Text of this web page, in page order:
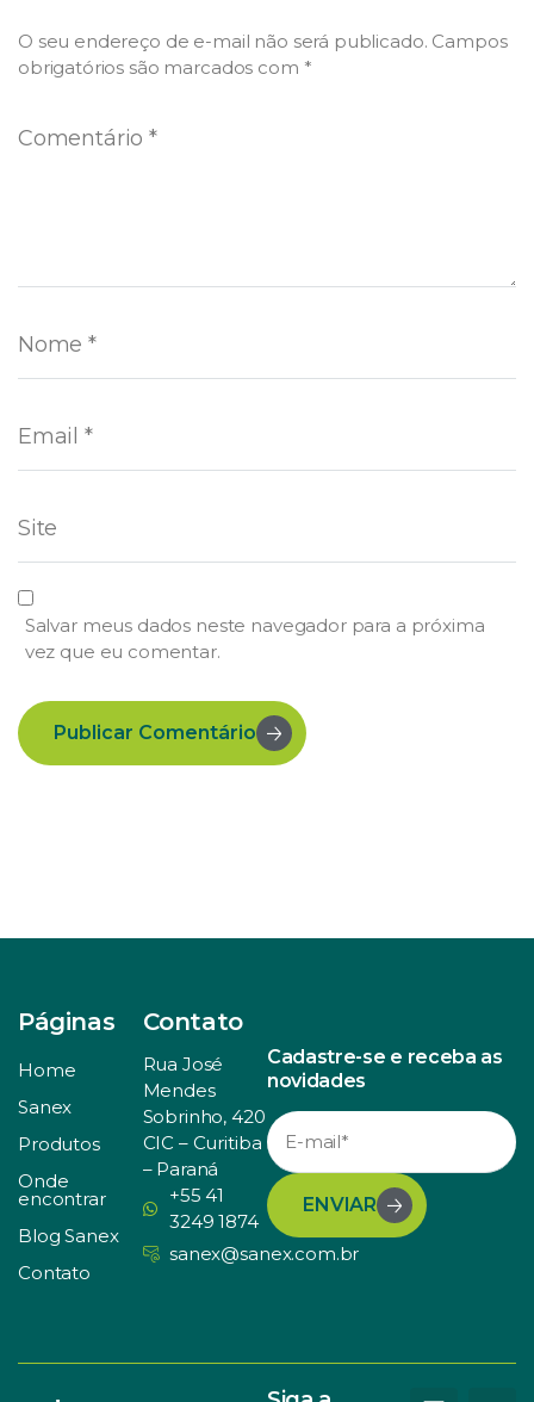
O seu endereço de e-mail não será publicado. Campos
obrigatórios são marcados com *
Salvar meus dados neste navegador para a próxima
vez que eu comentar.
Publicar Comentário
Páginas
Home
Sanex
Produtos
Onde
encontrar
Blog Sanex
Contato
Contato
Rua José
Mendes
Sobrinho, 420
CIC – Curitiba
– Paraná
+55 41
3249 1874
sanex@sanex.com.br
Cadastre-se e receba as
novidades
ENVIAR